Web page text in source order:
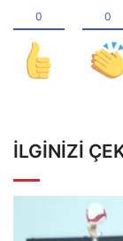
İLGINIZI